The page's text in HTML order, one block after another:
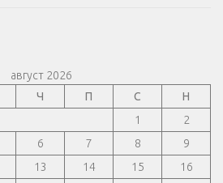
август 2026
Ч П С
Н
1
2
6 7 8
9
13 14 15
16